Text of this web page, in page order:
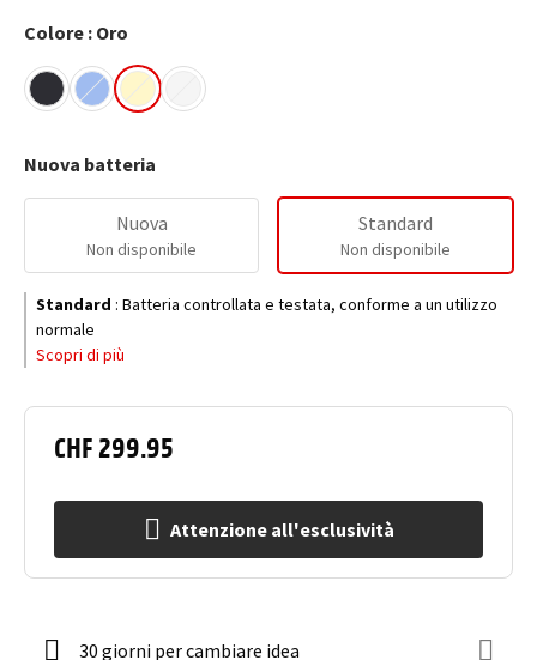
CHF 299.95
Attenzione all'esclusività
Colore : Oro
Nuova batteria
Nuova
Non disponibile
Standard
Non disponibile
Standard : Batteria controllata e testata, conforme a un utilizzo
normale
Scopri di più
30 giorni per cambiare idea